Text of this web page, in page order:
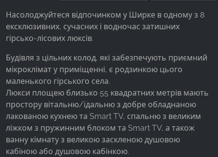
Насолоджуйтеся відпочинком у Ширке в одному з 8
ексклюзивних, сучасних і водночас затишних
гірсько-лісових люксів.
Будівля з цільних колод, які забезпечують приємний
мікроклімат у приміщенні, є родзинкою цього
маленького гірського села.
Люкси площею близько 55 квадратних метрів мають
простору вітальню/їдальню з добре обладнаною
лакованою кухнею та Smart TV, спальню з великим
ліжком з пружинним блоком та Smart TV, а також
ванну кімнату з великою заскленою душовою
кабіною або душовою кабінкою.
Name:
_fbp, fr, _fbq, fbq
Provider:
Facebook Ireland Ltd.
Purpose:
Вимірювання реклами та маркетинг
Cookie duration:
3 місяці - 1 рік